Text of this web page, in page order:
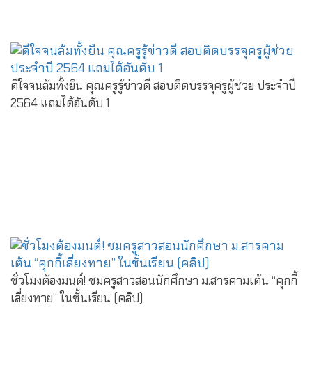
ดีใจจนล้มทั้งยืน คุณครูรู้ข่าวดี สอบติดบรรจุครูผู้ช่วย ประจำปี
2564 แถมได้อันดับ 1
ชั่วโมงต้องมนต์! ชมครูสาวสอนนักศึกษา ม.สารคามเต้น “คุกกี้
เสี่ยงทาย” ในชั้นเรียน (คลิป)